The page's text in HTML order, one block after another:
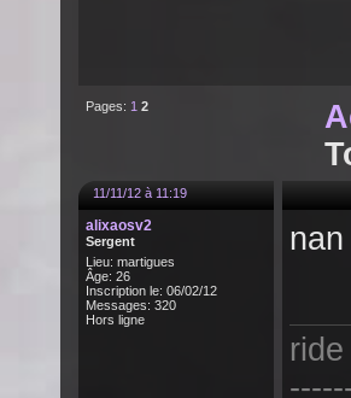
Pages: 1 2
11/11/12 à 11:19
alixaosv2
Sergent
Lieu: martigues
Âge: 26
Inscription le: 06/02/12
Messages: 320
Hors ligne